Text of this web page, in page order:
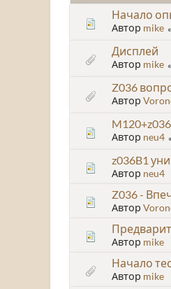
Начало
Автор mike
Дисплей
Автор mike
Z036
Автор
Автор neu4
z036B1
Автор neu4
Z036 -
Автор
Автор mike
Начало
Автор mike